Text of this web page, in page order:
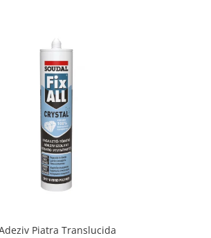
Piatra Translucida